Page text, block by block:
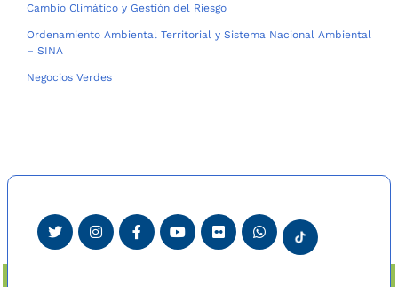
Cambio Climático y Gestión del Riesgo
Ordenamiento Ambiental Territorial y Sistema Nacional Ambiental
– SINA
Negocios Verdes